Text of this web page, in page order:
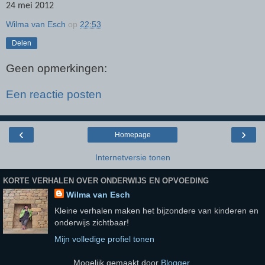
24 mei 2012
Wilma van Esch op 22:53
Delen
Geen opmerkingen:
Een reactie posten
‹ ›
Homepage
Internetversie tonen
KORTE VERHALEN OVER ONDERWIJS EN OPVOEDING
Wilma van Esch
Kleine verhalen maken het bijzondere van kinderen en
onderwijs zichtbaar!
Mijn volledige profiel tonen
Mogelijk gemaakt door Blogger.